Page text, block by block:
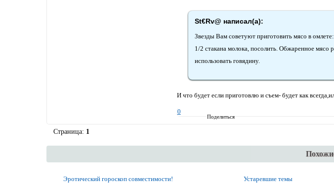
Поделиться
St€Rv@ написал(а):
Звезды Вам советуют приготовить мясо в
1/2 стакана молока, посолить. Обжаренное мясо
использовать говядину.
И что будет если приготовлю и съем- будет как
0
Страница: 1
Эротический гороскоп совместимости! Устаревшие темы